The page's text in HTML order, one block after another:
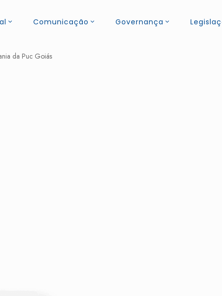
Comunicação Governança
da Puc Goiás